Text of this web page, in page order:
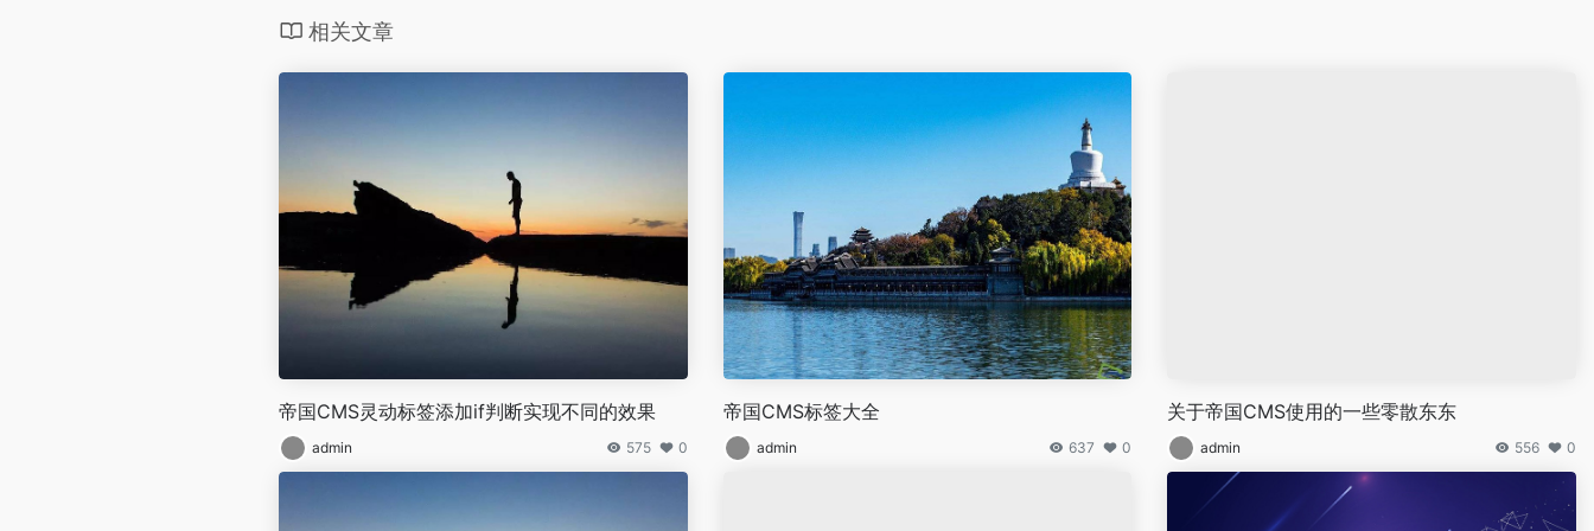
相关文章
帝国CMS灵动标签添加if判断实现不同的效果
admin 575 0
帝国CMS标签大全
admin 637 0
关于帝国CMS使用的一些零散东东
admin 556 0